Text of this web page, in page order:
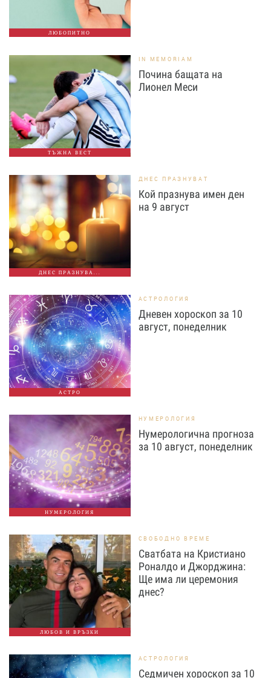
ЛЮБОПИТНО
ТЪЖНА ВЕСТ
IN MEMORIAM
Почина бащата на
Лионел Меси
ДНЕС ПРАЗНУВА...
ДНЕС ПРАЗНУВАТ
Кой празнува имен ден
на 9 август
АСТРО
АСТРОЛОГИЯ
Дневен хороскоп за 10
август, понеделник
НУМЕРОЛОГИЯ
НУМЕРОЛОГИЯ
Нумерологична прогноза
за 10 август, понеделник
ЛЮБОВ И ВРЪЗКИ
СВОБОДНО ВРЕМЕ
Сватбата на Кристиано
Роналдо и Джорджина:
Ще има ли церемония
днес?
АСТРОЛОГИЯ
Седмичен хороскоп за 10